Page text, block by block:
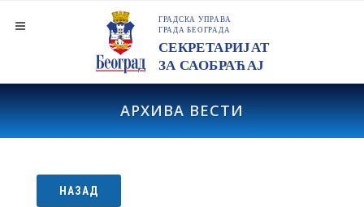
АРХИВА ВЕСТИ
НАЗАД